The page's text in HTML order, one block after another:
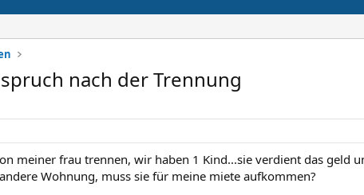
nach der Trennung
meiner frau trennen, wir haben 1 Kind...sie verdient das geld
Wohnung, muss sie für meine miete aufkommen?